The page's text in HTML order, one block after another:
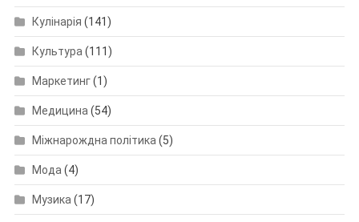
Кулінарія (141)
Культура(111)
Маркетинг(1)
Медицина(54)
Міжнарождна політика(5)
Мода(4)
Музика(17)